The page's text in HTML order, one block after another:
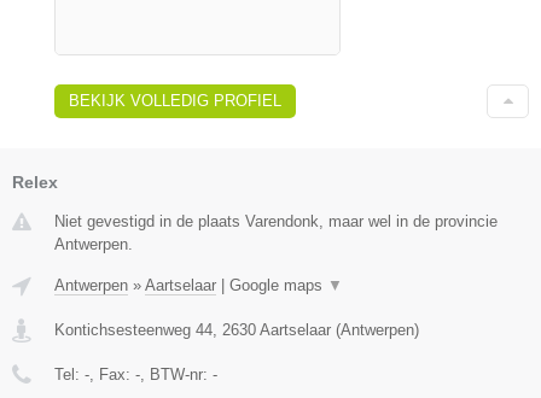
BEKIJK VOLLEDIG PROFIEL
Relex
Niet gevestigd in de plaats Varendonk, maar wel in de provincie
Antwerpen.
Antwerpen » Aartselaar Google maps ▼
Kontichsesteenweg 44, 2630 Aartselaar (Antwerpen)
Tel: -, Fax: -, BTW-nr: -